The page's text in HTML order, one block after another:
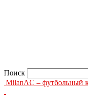
Поиск
MilanAC – футбольный